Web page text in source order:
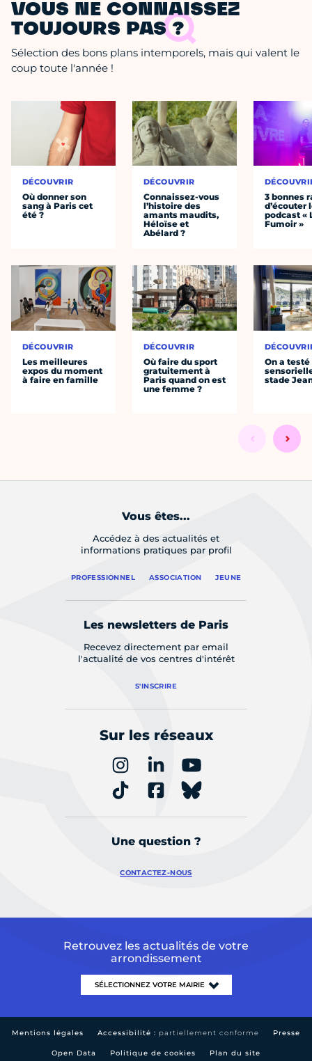
VOUS NE CONNAISSEZ
TOUJOURS PAS ?
Sélection des bons plans intemporels, mais qui valent le
coup toute l'année !
DÉCOUVRIR
Où donner son
sang à Paris cet
été ?
DÉCOUVRIR
Les meilleures
expos du moment
à faire en famille
DÉCOUVRIR
Connaissez-vous
l’histoire des
amants maudits,
Héloïse et
Abélard ?
DÉCOUVRIR
Où faire du sport
gratuitement à
Paris quand on est
une femme ?
3 bonnes
d’écouter
podcast «
Fumoir »
On a
stade
Vous êtes...
Accédez à des actualités et
informations pratiques par profil
PROFESSIONNEL ASSOCIATION JEUNE
Les newsletters de Paris
Recevez directement par email
l'actualité de vos centres d'intérêt
S'INSCRIRE
Sur les réseaux
Une question ?
CONTACTEZ-NOUS
Retrouvez les actualités de votre
arrondissement
Mentions légales Accessibilité : partiellement conforme Presse
Open Data Politique de cookies Plan du site